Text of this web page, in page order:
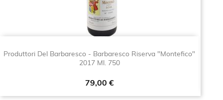
Produttori Del Barbaresco - Barbaresco Riserva "Montefico"
2017 Ml. 750
Prezzo
79,00 €